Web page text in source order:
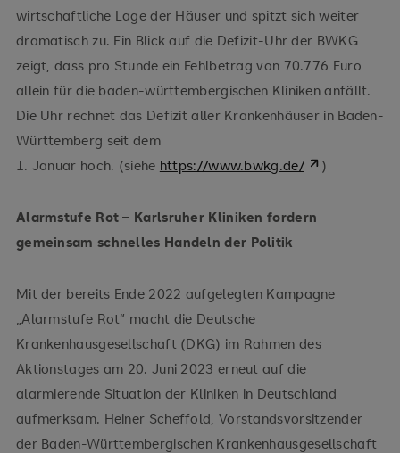
wirtschaftliche Lage der Häuser und spitzt sich weiter
dramatisch zu. Ein Blick auf die Defizit-Uhr der BWKG
zeigt, dass pro Stunde ein Fehlbetrag von 70.776 Euro
allein für die baden-württembergischen Kliniken anfällt.
Die Uhr rechnet das Defizit aller Krankenhäuser in Baden-
Württemberg seit dem
1. Januar hoch. (siehe https://www.bwkg.de/ )
Alarmstufe Rot – Karlsruher Kliniken fordern
gemeinsam schnelles Handeln der Politik
Mit der bereits Ende 2022 aufgelegten Kampagne
„Alarmstufe Rot“ macht die Deutsche
Krankenhausgesellschaft (DKG) im Rahmen des
Aktionstages am 20. Juni 2023 erneut auf die
alarmierende Situation der Kliniken in Deutschland
aufmerksam. Heiner Scheffold, Vorstandsvorsitzender
der Baden-Württembergischen Krankenhausgesellschaft